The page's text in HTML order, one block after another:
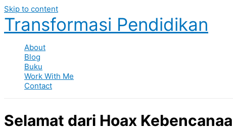
Skip to content
Transformasi Pendidikan
About
Blog
Buku
Work With Me
Contact
Selamat dari Hoax